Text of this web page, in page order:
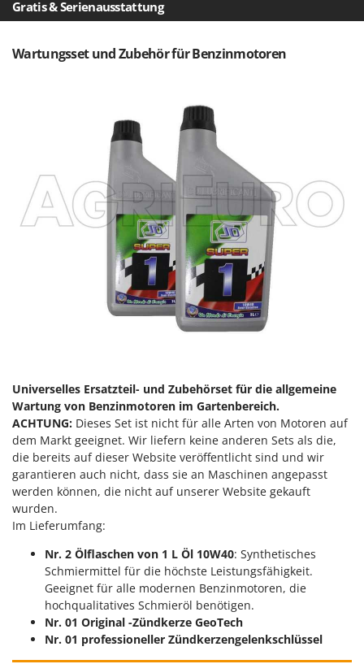
Wolf Garten
Worx
Zephir
ZGrills
Zodiac
Gratis & Serienausstattung
Wartungsset und Zubehör für Benzinmotoren
Universelles Ersatzteil- und Zubehörset für die allgemeine
Wartung von Benzinmotoren im Gartenbereich.
ACHTUNG: Dieses Set ist nicht für alle Arten von Motoren auf
dem Markt geeignet. Wir liefern keine anderen Sets als die,
die bereits auf dieser Website veröffentlicht sind und wir
garantieren auch nicht, dass sie an Maschinen angepasst
werden können, die nicht auf unserer Website gekauft
wurden.
Im Lieferumfang:
Nr. 2 Ölflaschen von 1 L Öl 10W40: Synthetisches
Schmiermittel für die höchste Leistungsfähigkeit.
Geeignet für alle modernen Benzinmotoren, die
hochqualitatives Schmieröl benötigen.
Nr. 01 Original -Zündkerze GeoTech
Nr. 01 professioneller Zündkerzengelenkschlüssel